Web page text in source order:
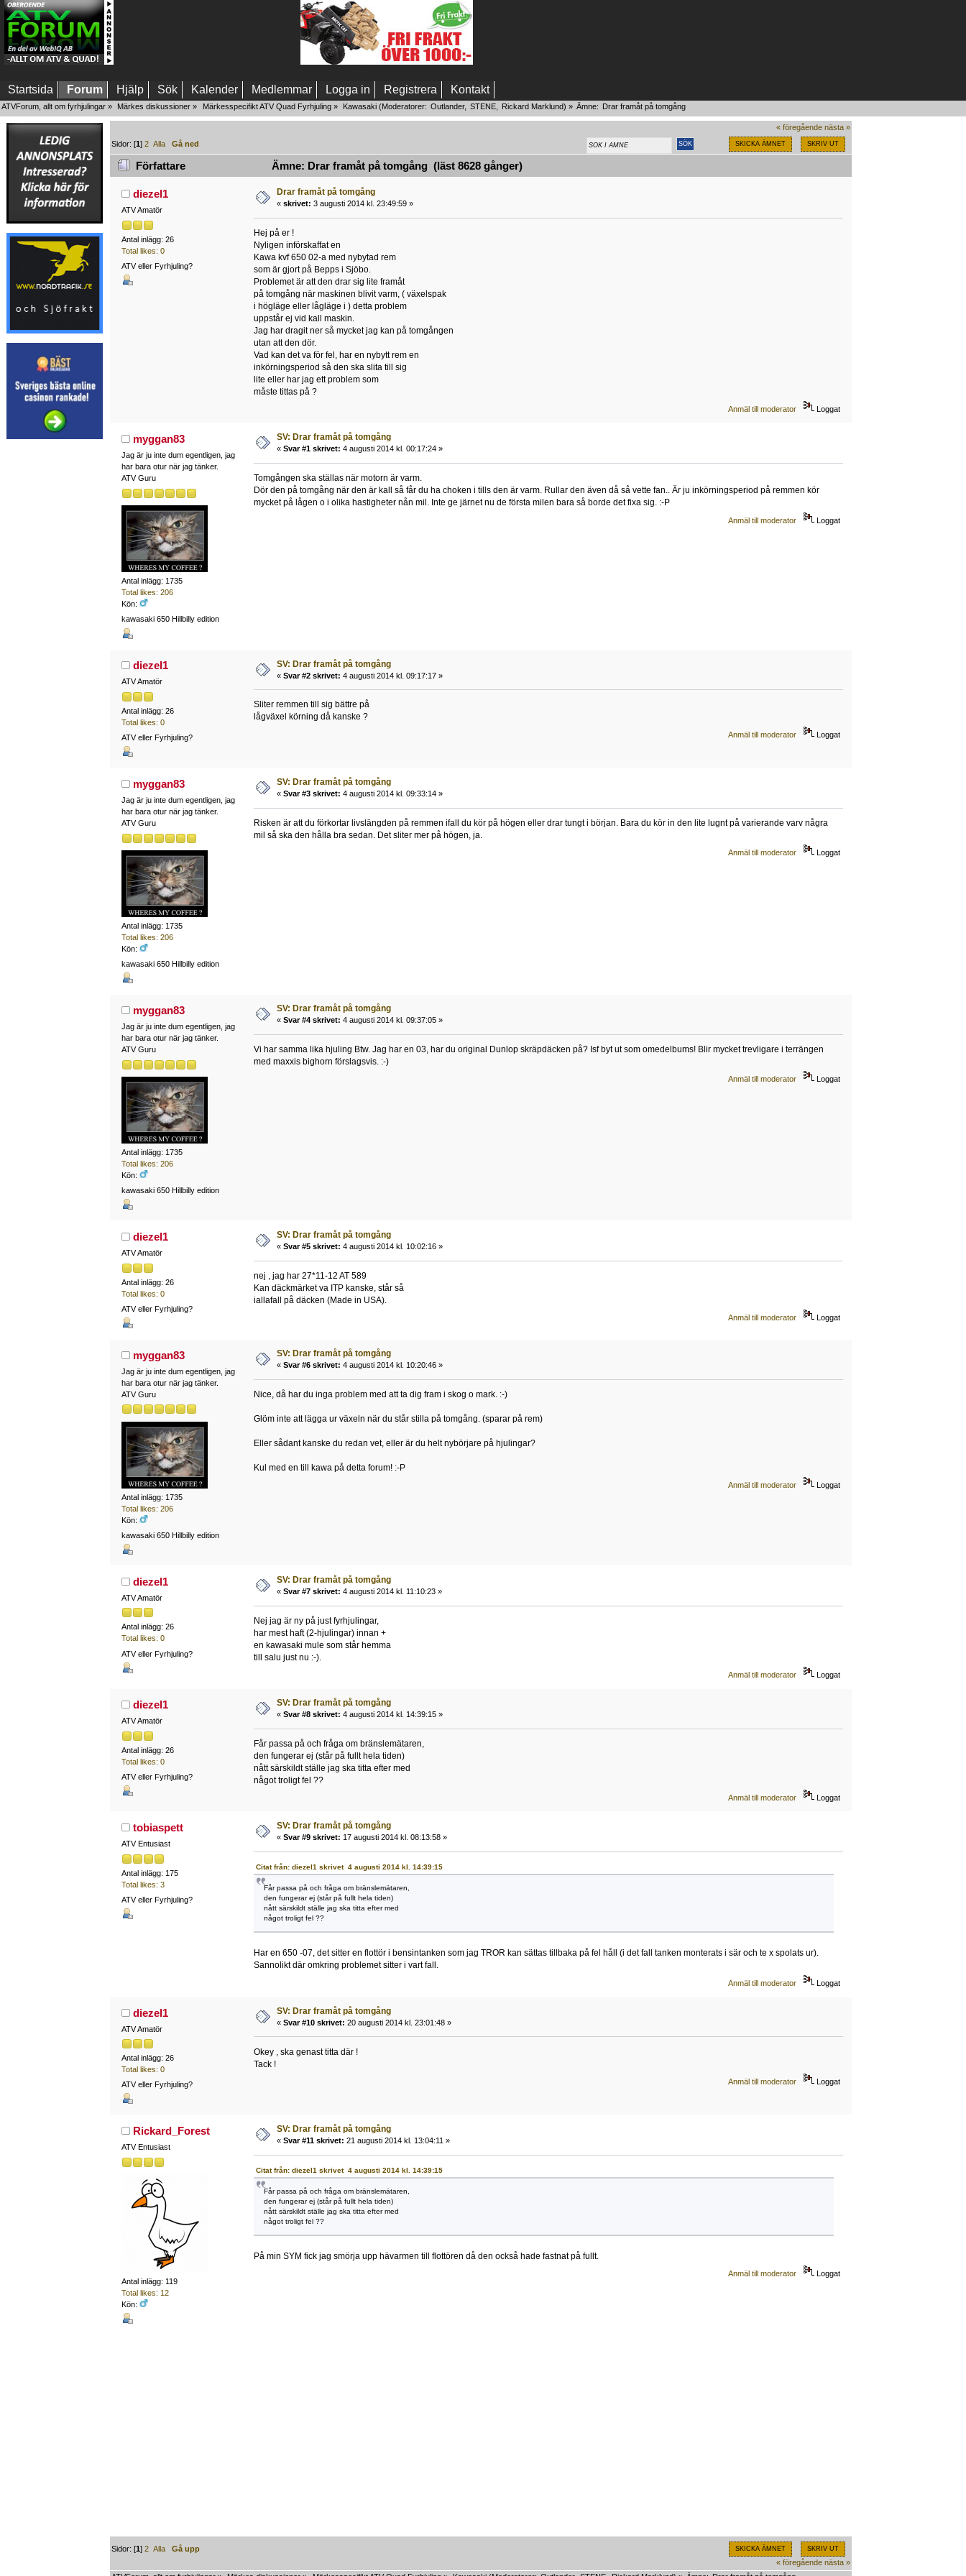
Startsida Forum Hjälp Sök Kalender Medlemmar Logga in Registrera Kontakt
ATVForum, allt om fyrhjulingar » Märkes diskussioner » Märkesspecifikt ATV Quad Fyrhjuling» Kawasaki(Moderatorer: Outlander, STENE, Rickard Marklund) » Ämne: Drar framåt på tomgång
« föregående nästa »
SKICKA ÄMNET SKRIV UT
Sidor: [1]2 Alla Gå ned
Författare Ämne: Drar framåt på tomgång (läst 8628 gånger)
diezel1
ATV Amatör
Antal inlägg: 26
Total likes: 0
ATV eller Fyrhjuling?
Drar framåt på tomgång
« skrivet: 3 augusti 2014 kl. 23:49:59 »
Hej på er !
Nyligen införskaffat en
Kawa kvf 650 02-a med nybytad rem
som är gjort på Bepps i Sjöbo.
Problemet är att den drar sig lite framåt
på tomgång när maskinen blivit varm, ( växelspak
i högläge eller lågläge i ) detta problem
uppstår ej vid kall maskin.
Jag har dragit ner så mycket jag kan på tomgången
utan att den dör.
Vad kan det va för fel, har en nybytt rem en
inkörningsperiod så den ska slita till sig
lite eller har jag ett problem som
måste tittas på ?
Anmäl till moderator Loggat
myggan83
Jag är ju inte dum egentligen, jag
har bara otur när jag tänker.
ATV Guru
Antal inlägg: 1735
Total likes: 206
Kön:
kawasaki 650 Hillbilly edition
SV: Drar framåt på tomgång
« Svar #1 skrivet: 4 augusti 2014 kl. 00:17:24 »
Tomgången ska ställas när motorn är varm.
Dör den på tomgång när den är kall så får du ha choken i tills den är varm. Rullar den även då så vette fan.. Är ju inkörningsperiod på remmen kör
mycket på lågen o i olika hastigheter nån mil. Inte ge järnet nu de första milen bara så borde det fixa sig. :-P
Anmäl till moderator Loggat
diezel1
ATV Amatör
Antal inlägg: 26
Total likes: 0
ATV eller Fyrhjuling?
SV: Drar framåt på tomgång
« Svar #2 skrivet: 4 augusti 2014 kl. 09:17:17 »
Sliter remmen till sig bättre på
lågväxel körning då kanske ?
Anmäl till moderator Loggat
myggan83
Jag är ju inte dum egentligen, jag
har bara otur när jag tänker.
ATV Guru
Antal inlägg: 1735
Total likes: 206
Kön:
kawasaki 650 Hillbilly edition
SV: Drar framåt på tomgång
« Svar #3 skrivet: 4 augusti 2014 kl. 09:33:14 »
Risken är att du förkortar livslängden på remmen ifall du kör på högen eller drar tungt i början. Bara du kör in den lite lugnt på varierande varv några
mil så ska den hålla bra sedan. Det sliter mer på högen, ja.
Anmäl till moderator Loggat
myggan83
Jag är ju inte dum egentligen, jag
har bara otur när jag tänker.
ATV Guru
Antal inlägg: 1735
Total likes: 206
Kön:
kawasaki 650 Hillbilly edition
SV: Drar framåt på tomgång
« Svar #4 skrivet: 4 augusti 2014 kl. 09:37:05 »
Vi har samma lika hjuling Btw. Jag har en 03, har du original Dunlop skräpdäcken på? Isf byt ut som omedelbums! Blir mycket trevligare i terrängen
med maxxis bighorn förslagsvis. :-)
Anmäl till moderator Loggat
diezel1
ATV Amatör
Antal inlägg: 26
Total likes: 0
ATV eller Fyrhjuling?
SV: Drar framåt på tomgång
« Svar #5 skrivet: 4 augusti 2014 kl. 10:02:16 »
nej , jag har 27*11-12 AT 589
Kan däckmärket va ITP kanske, står så
iallafall på däcken (Made in USA).
Anmäl till moderator Loggat
myggan83
Jag är ju inte dum egentligen, jag
har bara otur när jag tänker.
ATV Guru
Antal inlägg: 1735
Total likes: 206
Kön:
kawasaki 650 Hillbilly edition
SV: Drar framåt på tomgång
« Svar #6 skrivet: 4 augusti 2014 kl. 10:20:46 »
Nice, då har du inga problem med att ta dig fram i skog o mark. :-)
Glöm inte att lägga ur växeln när du står stilla på tomgång. (sparar på rem)
Eller sådant kanske du redan vet, eller är du helt nybörjare på hjulingar?
Kul med en till kawa på detta forum! :-P
Anmäl till moderator Loggat
diezel1
ATV Amatör
Antal inlägg: 26
Total likes: 0
ATV eller Fyrhjuling?
SV: Drar framåt på tomgång
« Svar #7 skrivet: 4 augusti 2014 kl. 11:10:23 »
Nej jag är ny på just fyrhjulingar,
har mest haft (2-hjulingar) innan +
en kawasaki mule som står hemma
till salu just nu :-).
Anmäl till moderator Loggat
diezel1
ATV Amatör
Antal inlägg: 26
Total likes: 0
ATV eller Fyrhjuling?
SV: Drar framåt på tomgång
« Svar #8 skrivet: 4 augusti 2014 kl. 14:39:15 »
Får passa på och fråga om bränslemätaren,
den fungerar ej (står på fullt hela tiden)
nått särskildt ställe jag ska titta efter med
något troligt fel ??
Anmäl till moderator Loggat
tobiaspett
ATV Entusiast
Antal inlägg: 175
Total likes: 3
ATV eller Fyrhjuling?
SV: Drar framåt på tomgång
« Svar #9 skrivet: 17 augusti 2014 kl. 08:13:58 »
Citat från: diezel1 skrivet 4 augusti 2014 kl. 14:39:15
Får passa på och fråga om bränslemätaren,
den fungerar ej (står på fullt hela tiden)
nått särskildt ställe jag ska titta efter med
något troligt fel ??
Har en 650 -07, det sitter en flottör i bensintanken som jag TROR kan sättas tillbaka på fel håll (i det fall tanken monterats i sär och te x spolats ur).
Sannolikt där omkring problemet sitter i vart fall.
Anmäl till moderator Loggat
diezel1
ATV Amatör
Antal inlägg: 26
Total likes: 0
ATV eller Fyrhjuling?
SV: Drar framåt på tomgång
« Svar #10 skrivet: 20 augusti 2014 kl. 23:01:48 »
Okey , ska genast titta där !
Tack !
Anmäl till moderator Loggat
Rickard_Forest
ATV Entusiast
Antal inlägg: 119
Total likes: 12
Kön:
SV: Drar framåt på tomgång
« Svar #11 skrivet: 21 augusti 2014 kl. 13:04:11 »
Citat från: diezel1 skrivet 4 augusti 2014 kl. 14:39:15
Får passa på och fråga om bränslemätaren,
den fungerar ej (står på fullt hela tiden)
nått särskildt ställe jag ska titta efter med
något troligt fel ??
På min SYM fick jag smörja upp hävarmen till flottören då den också hade fastnat på fullt.
Anmäl till moderator Loggat
SKICKA ÄMNET SKRIV UT
Sidor: [1]2 Alla
Gå upp
« föregående nästa »